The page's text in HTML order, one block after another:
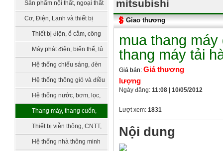
Sản phẩm nội thất, ngoại thất
Cơ, Điện, Lạnh và thiết bị
công nghệThiết bị điện, ổ cắm, công
Máy phát điện, biến thế, tủ
điện, trạm điện
Hệ thống chiếu sáng, đèn
trang tríHệ thống thông gió và điều
hòa không khí
Hệ thống nước, bơm, lọc,
bồn chứa, xử lý nước
Thang máy, thang cuốn,
vận thăngThiết bị viễn thông, CNTT,
truyền hìnhHệ thống nhà thông minh
mitsubishi
Giao thương
mua thang
thang máy tải
Giá bán: Giá thương
lượng
Ngày đăng: 11:08 | 10/05/2012
Lượt xem: 1831
Nội dung